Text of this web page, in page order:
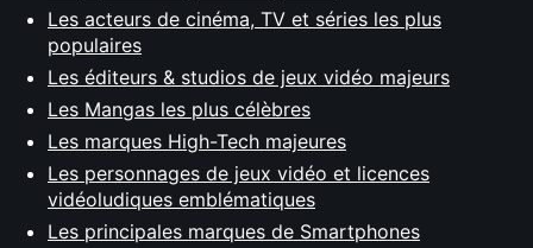
Les acteurs de cinéma, TV et séries les plus
populaires
Les éditeurs & studios de jeux vidéo majeurs
Les Mangas les plus célèbres
Les marques High-Tech majeures
Les personnages de jeux vidéo et licences
vidéoludiques emblématiques
Les principales marques de Smartphones